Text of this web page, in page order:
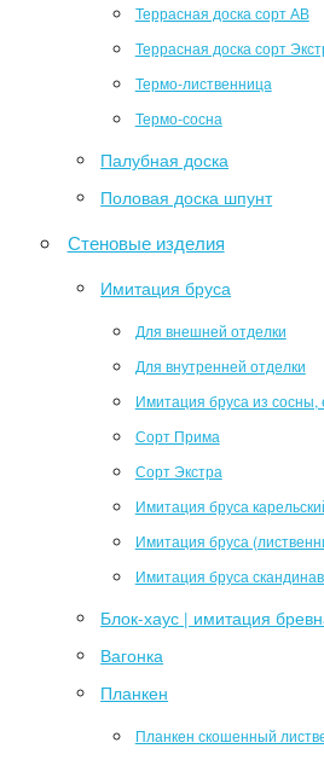
Террасная доска сорт АВ
Террасная доска сорт
Термо-лиственница
Термо-сосна
Палубная доска
Половая доска шпунт
Стеновые изделия
Имитация бруса
Для внешней отделки
Для внутренней отделки
Имитация бруса из сосны,
Сорт Прима
Сорт Экстра
Имитация бруса
Имитация бруса
Имитация бруса
Блок-хаус | имитация
Вагонка
Планкен
Планкен скошенный